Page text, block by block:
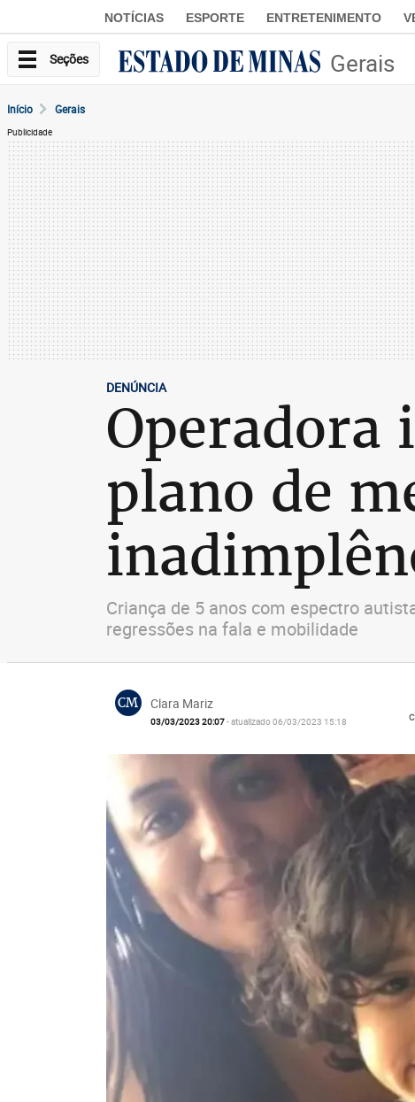
NOTÍCIAS ESPORTE ENTRETENIMENTO
Seções Gerais
Início Gerais
Publicidade
DENÚNCIA
Operadora
plano de
Criança de 5 anos com espectro
regressões na fala e mobilidade
CM Clara Mariz
03/03/2023 20:07- atualizado 06/03/2023 15:18